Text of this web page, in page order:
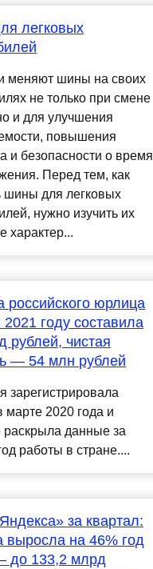
легковых
меняют шины на своих
не только при смене
и для улучшения
повышения
и безопасности о время
Перед тем, как
шины для легковых
нужно изучить их
характер...
российского юрлица
2021 году составила
рублей, чистая
— 54 млн рублей
зарегистрировала
марте 2020 года и
данные за
работы в стране....
за квартал:
выросла на 46% год
до 133,2 млрд